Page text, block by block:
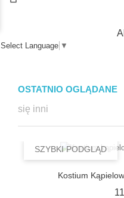
Select Language ▼
OSTATNIO OGLĄDANE
się inni
SZYBKI PODGLĄD
Kostium